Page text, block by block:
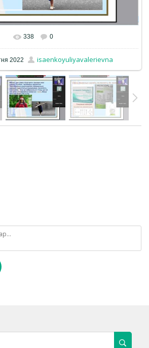
338 0
2022 isaenkoyuliyavalerievna